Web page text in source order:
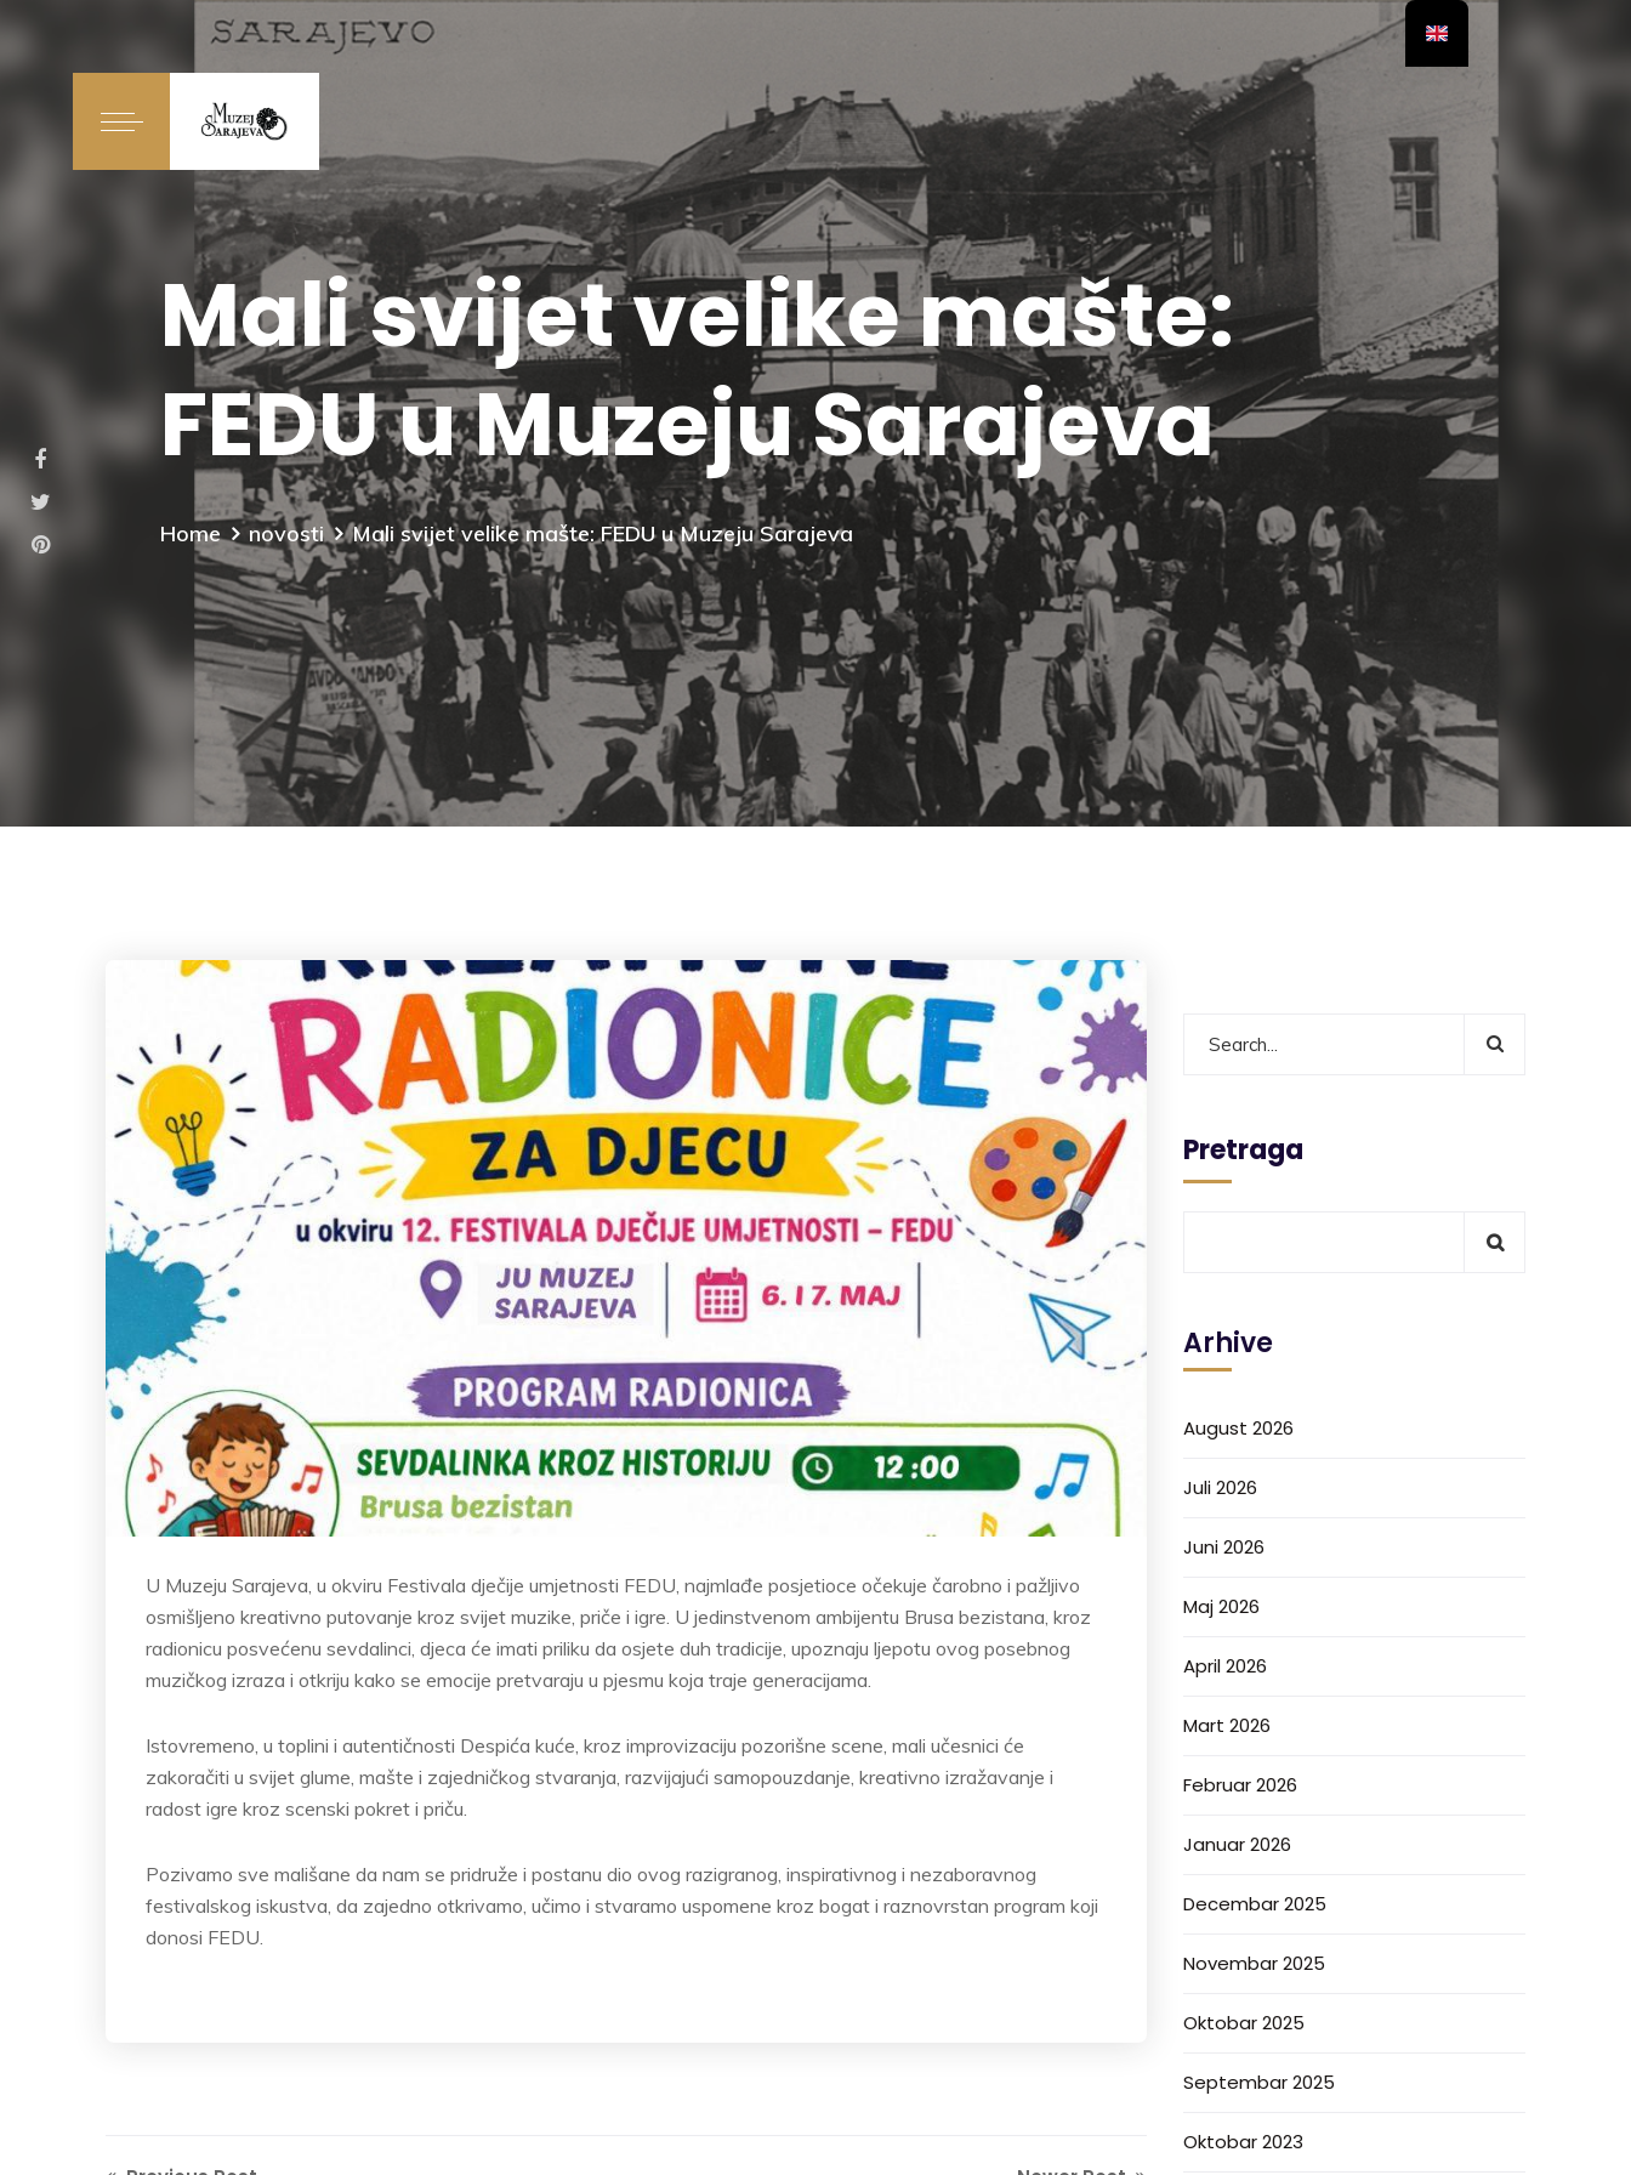
Mali svijet velike mašte:
FEDU u Muzeju Sarajeva
Home novosti Mali svijet velike mašte: FEDU u Muzeju Sarajeva
U Muzeju Sarajeva, u okviru Festivala dječije umjetnosti FEDU, najmlađe posjetioce očekuje čarobno i pažljivo
osmišljeno kreativno putovanje kroz svijet muzike, priče i igre. U jedinstvenom ambijentu Brusa bezistana, kroz
radionicu posvećenu sevdalinci, djeca će imati priliku da osjete duh tradicije, upoznaju ljepotu ovog posebnog
muzičkog izraza i otkriju kako se emocije pretvaraju u pjesmu koja traje generacijama.
Istovremeno, u toplini i autentičnosti Despića kuće, kroz improvizaciju pozorišne scene, mali učesnici će
zakoračiti u svijet glume, mašte i zajedničkog stvaranja, razvijajući samopouzdanje, kreativno izražavanje i
radost igre kroz scenski pokret i priču.
Pozivamo sve mališane da nam se pridruže i postanu dio ovog razigranog, inspirativnog i nezaboravnog
festivalskog iskustva, da zajedno otkrivamo, učimo i stvaramo uspomene kroz bogat i raznovrstan program koji
donosi FEDU.
Pretraga
Arhive
August 2026
Juli 2026
Juni 2026
Maj 2026
April 2026
Mart 2026
Februar 2026
Januar 2026
Decembar 2025
Novembar 2025
Oktobar 2025
Septembar 2025
Oktobar 2023